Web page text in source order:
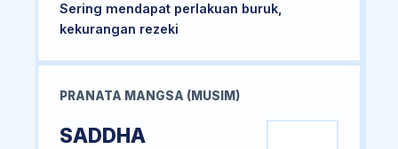
Sering mendapat perlakuan buruk,
kekurangan rezeki
PRANATA MANGSA (MUSIM)
SADDHA